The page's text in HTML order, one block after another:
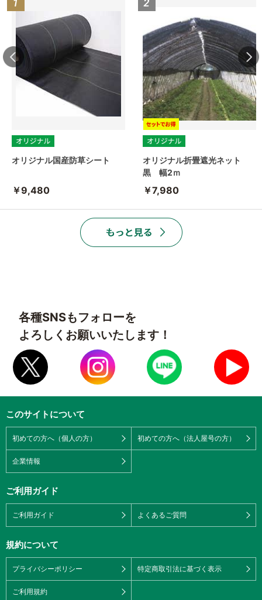
オリジナル国産防草シート
￥9,480
オリジナル折畳遮光ネット
黒 幅2ｍ
￥7,980
各種SNSもフォローを
よろしくお願いいたします！
このサイトについて
初めての方へ（個人の方） 初めての方へ（法人屋号の方）
企業情報
ご利用ガイド
ご利用ガイド よくあるご質問
規約について
プライバシーポリシー 特定商取引法に基づく表示
ご利用規約